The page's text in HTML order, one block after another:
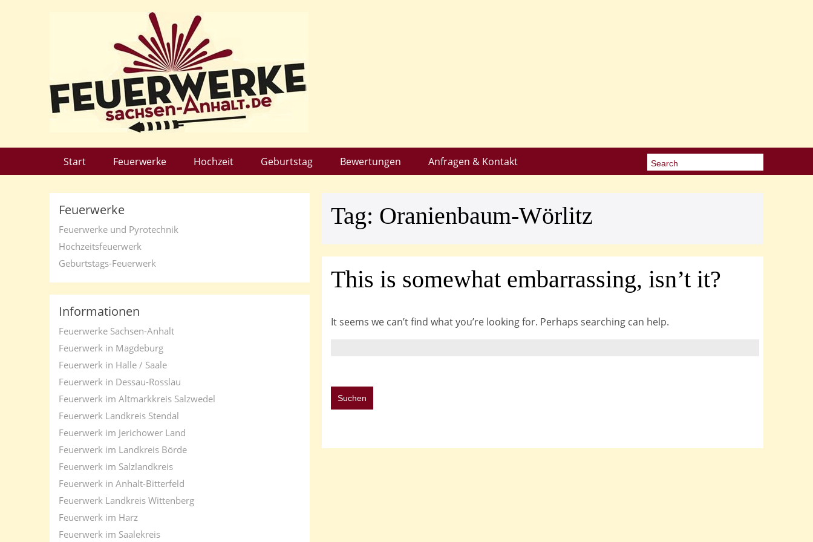
Start Feuerwerke Hochzeit Geburtstag Bewertungen Anfragen & Kontakt
Feuerwerke
Feuerwerke und Pyrotechnik
Hochzeitsfeuerwerk
Geburtstags-Feuerwerk
Informationen
Feuerwerke Sachsen-Anhalt
Feuerwerk in Magdeburg
Feuerwerk in Halle / Saale
Feuerwerk in Dessau-Rosslau
Feuerwerk im Altmarkkreis Salzwedel
Feuerwerk Landkreis Stendal
Feuerwerk im Jerichower Land
Feuerwerk im Landkreis Börde
Feuerwerk im Salzlandkreis
Feuerwerk in Anhalt-Bitterfeld
Feuerwerk Landkreis Wittenberg
Feuerwerk im Harz
Feuerwerk im Saalekreis
Tag: Oranienbaum-Wörlitz
This is somewhat embarrassing, isn’t it?
It seems we can’t find what you’re looking for. Perhaps searching can help.